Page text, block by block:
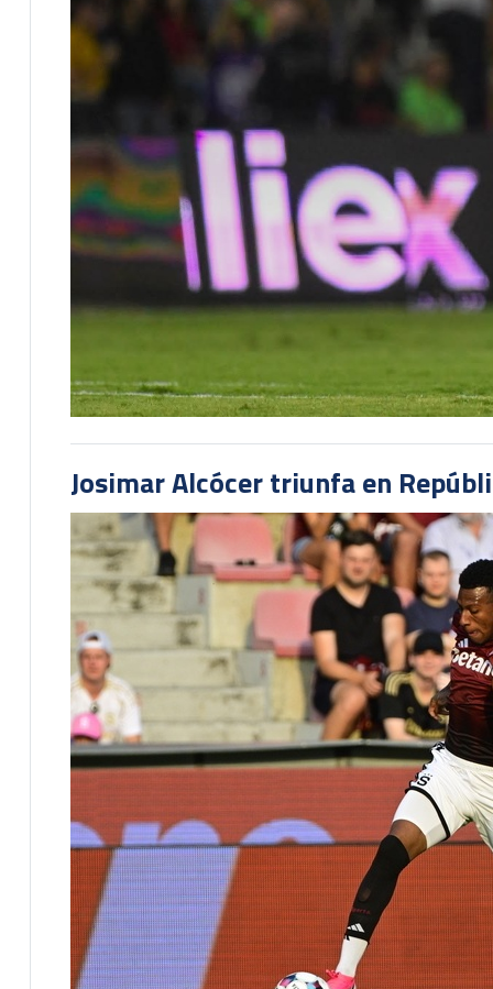
Josimar Alcócer triunfa en